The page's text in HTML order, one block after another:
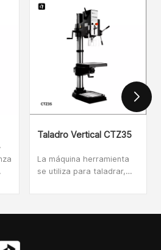
Taladro Vertical CTZ35
La máquina herramienta
se utiliza para taladrar,
roscar y refrentar con las